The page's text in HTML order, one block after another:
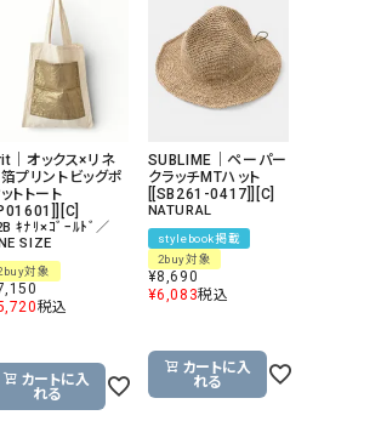
｜オックス×リネ
プリントビッグポ
トトート
ｷﾅﾘ×ｺﾞｰﾙﾄﾞ／
SIZE
対象
税込
カートに入
れる
SUBLIME｜ペーパー
クラッチMTハット
[[SB261-0417]][C]
NATURAL
stylebook掲載
2buy対象
¥8,690
¥6,083税込
カートに入
れる